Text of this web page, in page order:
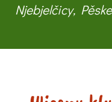
Njebjelčicy,